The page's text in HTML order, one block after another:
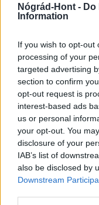
Nógrád-Hont - Do
Information
If you wish to opt-out
processing of your
targeted advertising
section to confirm
opt-out request is
interest-based ads
us or personal
your opt-out. You
disclosure of your
IAB’s list of
also be disclosed by
Downstream
Kecskeméten is
Országos hírek
A lakosságra is